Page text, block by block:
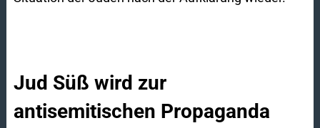
Jud Süß wird zur
antisemitischen Propaganda